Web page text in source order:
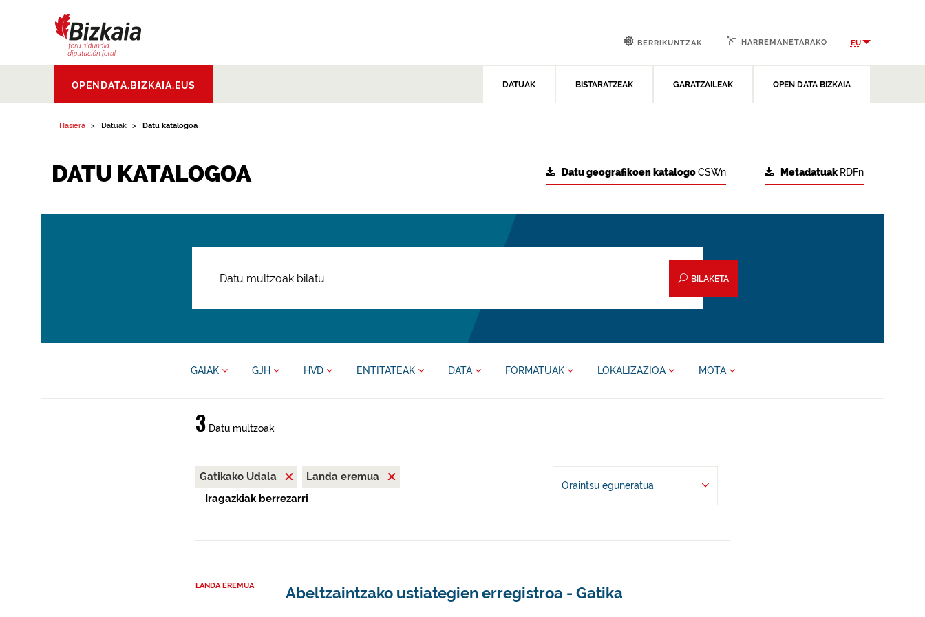
Aldundia.Diputacion
Foral de Bizkaia
OPENDATA.BIZKAIA.EUS DATUAK BISTARATZEAK GARATZAILEAK OPEN DATA BIZKAIA
BERRIKUNTZAK HARREMANETARAKO EU
Hasiera Datuak Datu katalogoa
DATU KATALOGOA Metadatuak RDFn
Datu geografikoen katalogoCSWn
BILAKETA
GAIAK GJH HVD ENTITATEAK DATA FORMATUAK LOKALIZAZIOA MOTA
3Datu multzoak
Gatikako Udala
Landa eremua
Iragazkiak berrezarri
Oraintsu eguneratua
LANDA EREMUA Abeltzaintzako ustiategien erregistroa - Gatika